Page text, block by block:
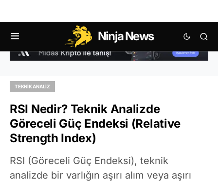
Ninja News
TEKNIK ANALIZ
RSI Nedir? Teknik Analizde
Göreceli Güç Endeksi (Relative
Strength Index)
RSI (Göreceli Güç Endeksi), teknik
analizde bir varlığın aşırı alım veya aşırı